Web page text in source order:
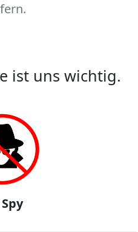
ist uns wichtig.